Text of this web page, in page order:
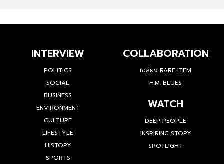
INTERVIEW
POLITICS
SOCIAL
BUSINESS
ENVIRONMENT
CULTURE
LIFESTYLE
HISTORY
SPORTS
COLLABORATION
เฉลียง RARE ITEM
H.M. BLUES
WATCH
DEEP PEOPLE
INSPIRING STORY
SPOTLIGHT